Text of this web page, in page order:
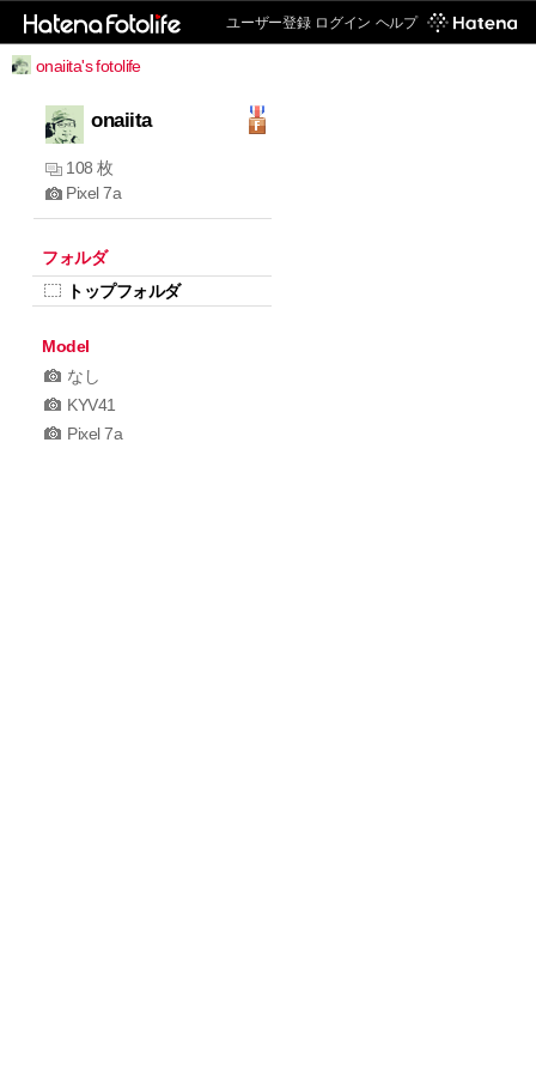
ユーザー登録 ログイン ヘルプ
onaiita's fotolife
onaiita
108 枚
Pixel 7a
フォルダ
トップフォルダ
Model
なし
KYV41
Pixel 7a